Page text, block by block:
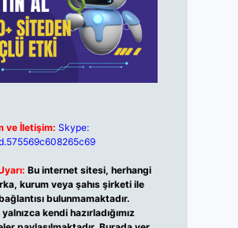
ve İletişim: Skype:
Bu internet sitesi, herhangi
kurum veya şahıs şirketi ile
bulunmamaktadır.
kendi hazırladığımız